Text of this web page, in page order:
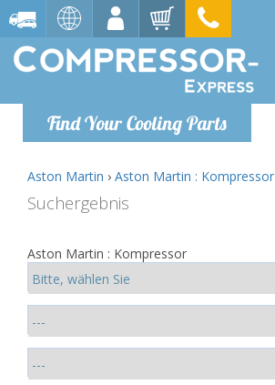
Find Your Cooling Parts
Aston Martin › Aston Martin : Kompressor
Suchergebnis
Aston Martin : Kompressor